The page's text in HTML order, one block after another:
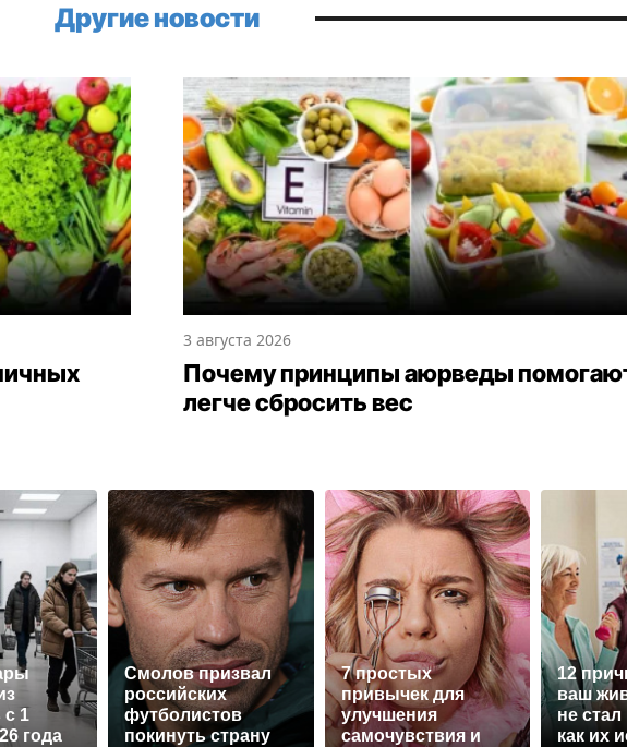
Другие новости
3 августа 2026
Почему принципы аюрведы
легче сбросить вес
с 1
года
Смолов призвал
российских
футболистов
покинуть страну
7 простых
привычек для
улучшения
самочувствия и
12
ваш
не стал
как их